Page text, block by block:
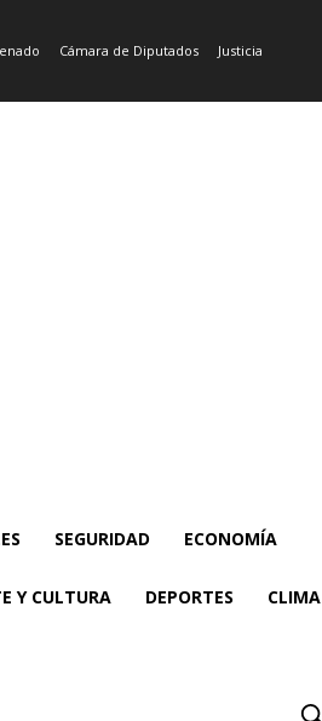
Cámara de Diputados
Justicia
SEGURIDAD ECONOMÍA
Y CULTURA DEPORTES CLIMA